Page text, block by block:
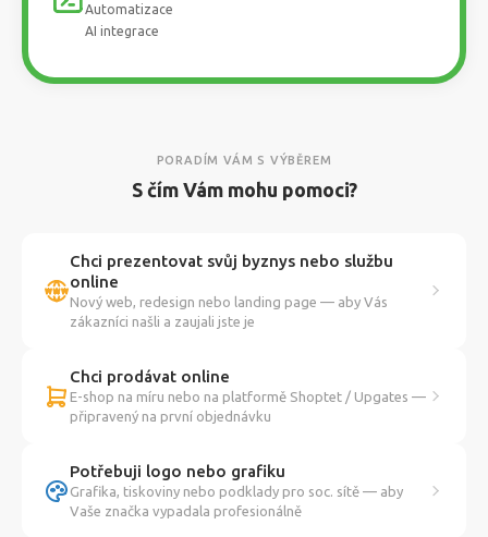
Automatizace
AI integrace
PORADÍM VÁM S VÝBĚREM
S čím Vám mohu pomoci?
Chci prezentovat svůj byznys nebo službu
online
Nový web, redesign nebo landing page — aby Vás
zákazníci našli a zaujali jste je
Chci prodávat online
E-shop na míru nebo na platformě Shoptet / Upgates —
připravený na první objednávku
Potřebuji logo nebo grafiku
Grafika, tiskoviny nebo podklady pro soc. sítě — aby
Vaše značka vypadala profesionálně